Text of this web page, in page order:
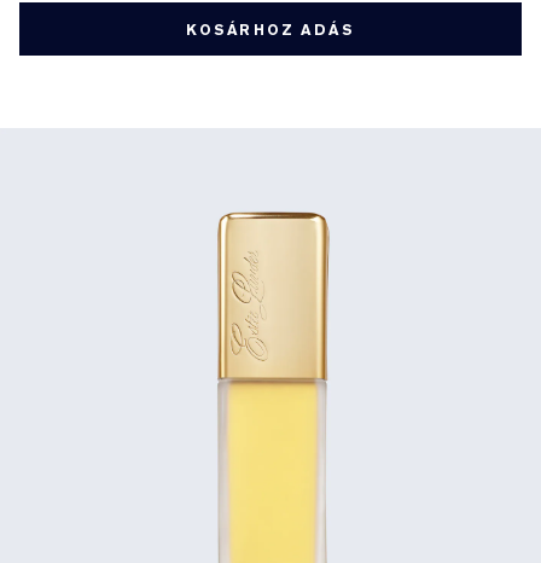
KOSÁRHOZ ADÁS